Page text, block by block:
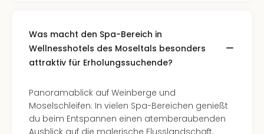
Was macht den Spa-Bereich in
Wellnesshotels des Moseltals besonders
attraktiv für Erholungssuchende?
Panoramablick auf Weinberge und
Moselschleifen: In vielen Spa-Bereichen genießt
du beim Entspannen einen atemberaubenden
Ausblick auf die malerische Flusslandschaft,